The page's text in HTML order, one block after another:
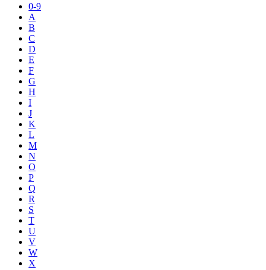
0-9
A
B
C
D
E
F
G
H
I
J
K
L
M
N
O
P
Q
R
S
T
U
V
W
X